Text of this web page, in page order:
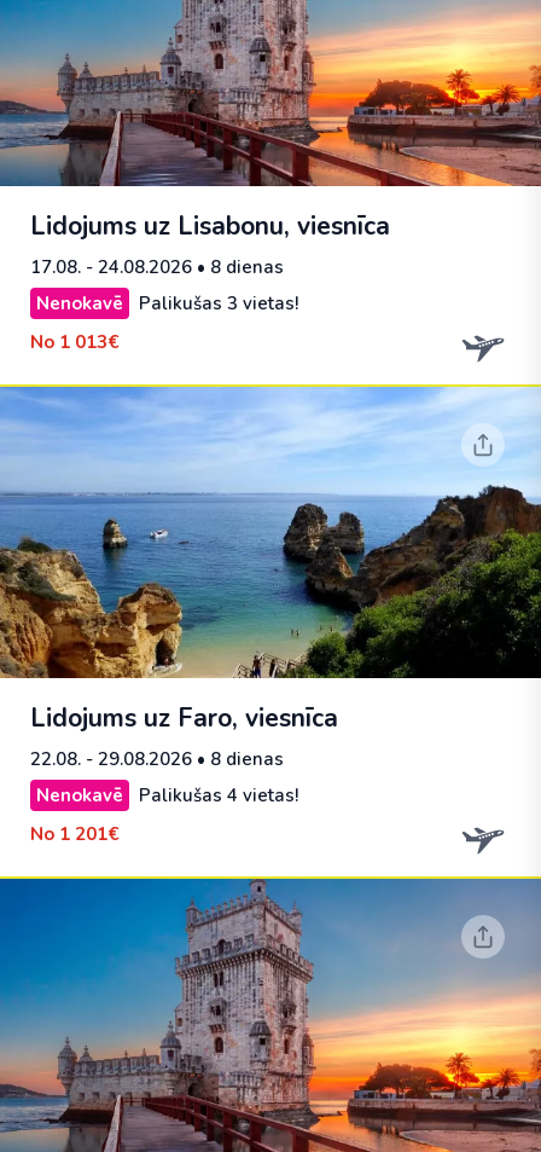
Lidojums uz Lisabonu, viesnīca
17.08. - 24.08.2026 • 8 dienas
Nenokavē
Palikušas 3 vietas!
No 1 013€
Lidojums uz Faro, viesnīca
22.08. - 29.08.2026 • 8 dienas
Nenokavē
Palikušas 4 vietas!
No 1 201€